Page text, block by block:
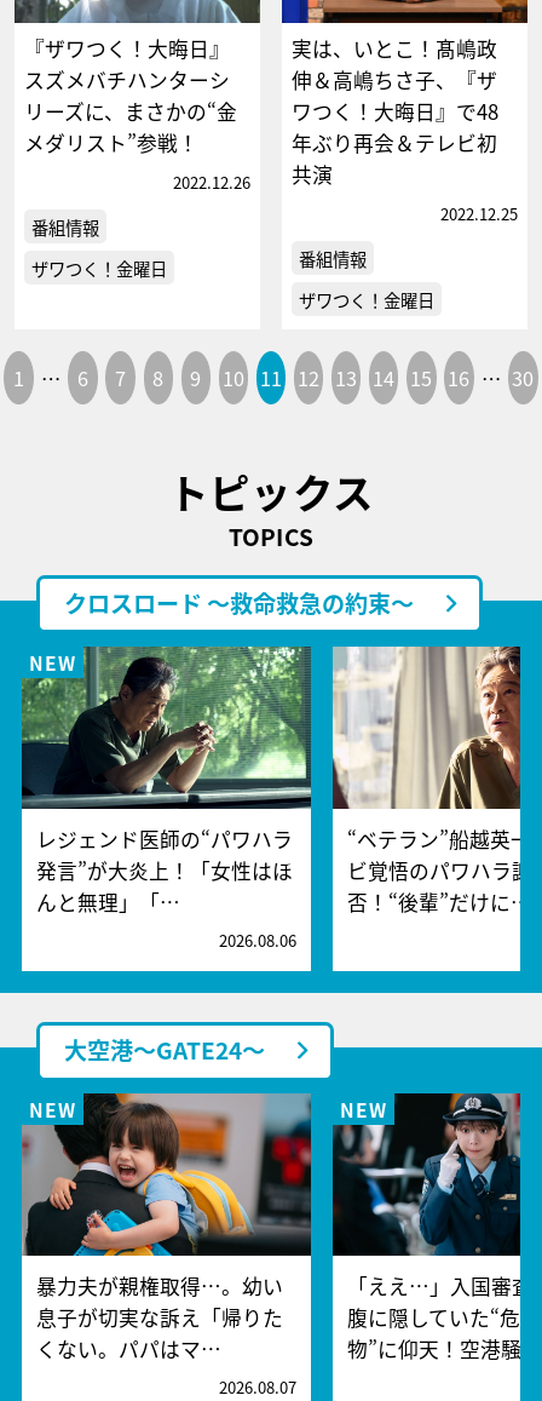
『ザワつく！大晦日』
スズメバチハンターシ
リーズに、まさかの“金
メダリスト”参戦！
2022.12.26
番組情報
ザワつく！金曜日
実は、いとこ！髙嶋政
伸＆高嶋ちさ子、『ザ
ワつく！大晦日』で48
年ぶり再会＆テレビ初
共演
2022.12.25
番組情報
ザワつく！金曜日
1 … 6 7 8 9 10 11 12 13 14 15 16 … 30
トピックス
TOPICS
クロスロード ～救命救急の約束～
レジェンド医師の“パワハラ
発言”が大炎上！「女性はほ
んと無理」「…
2026.08.06
“ベテラン”船越英一
ビ覚悟のパワハラ謝
否！“後輩”だけに…
大空港～GATE24～
暴力夫が親権取得…。幼い
息子が切実な訴え「帰りた
くない。パパはマ…
2026.08.07
「ええ…」入国審査
腹に隠していた“危
物”に仰天！空港騒